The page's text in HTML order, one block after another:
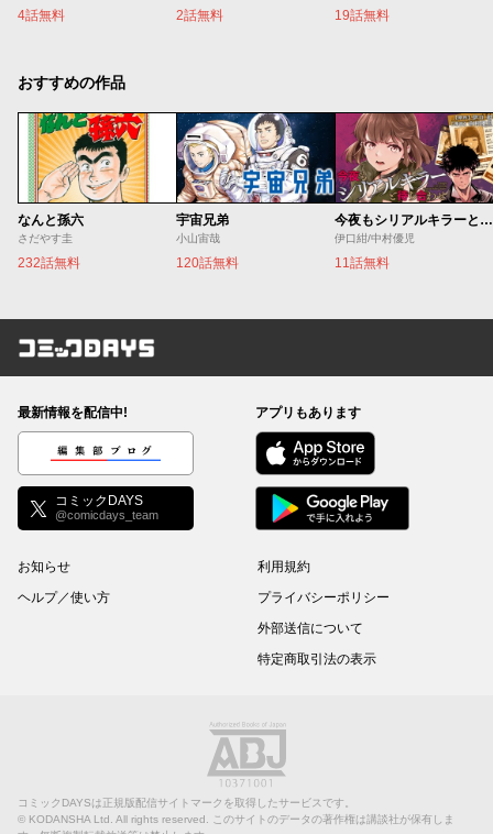
4話無料 2話無料 19話無料
おすすめの作品
なんと孫六
さだやす圭
232話無料
宇宙兄弟
小山宙哉
120話無料
今夜もシリアルキラーと待ち合わせ
伊口紺/中村優児
11話無料
コミックDAYS
最新情報を配信中!
編集部ブログ
コミックDAYS
@comicdays_team
アプリもあります
お知らせ
ヘルプ／使い方
利用規約
プライバシーポリシー
外部送信について
特定商取引法の表示
コミックDAYSは正規版配信サイトマークを取得したサービスです。
© KODANSHA Ltd. All rights reserved. このサイトのデータの著作権は講談社が保有しま